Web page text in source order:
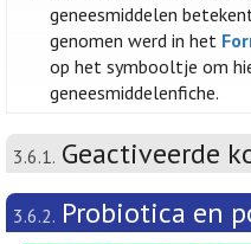
geneesmiddelen
genomen werd in het
op het symbooltje om
geneesmiddelenfiche.
3.6.1. Geactiveerde
3.6.2. Probiotica en